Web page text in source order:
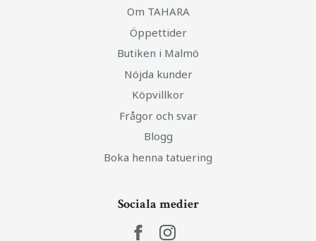
Om TAHARA
Öppettider
Butiken i Malmö
Nöjda kunder
Köpvillkor
Frågor och svar
Blogg
Boka henna tatuering
Sociala medier